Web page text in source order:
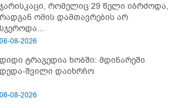
ჯარისკაცი, რომელიც 29 წელი იბრძოდა,
რადგან ომის დამთავრების არ
სჯეროდა...
06-08-2026
დიდი ტრაგედია ხობში: მდინარეში
დედა-შვილი დაიხრჩო
06-08-2026